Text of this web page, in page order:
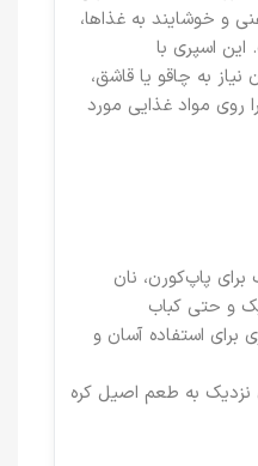
و خوشایند به غذاها،
اسپری با
به چاقو یا قاشق،
روی مواد غذایی مورد
پاپ‌کورن، نان
و حتی کباب
استفاده آسان و
به طعم اصیل کره